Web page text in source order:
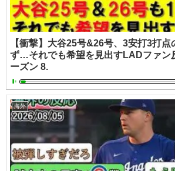
【衝撃】大谷25号&26号、3安打3打
ず…それでも希望を見出すLADファン
ーズン 8.
海外